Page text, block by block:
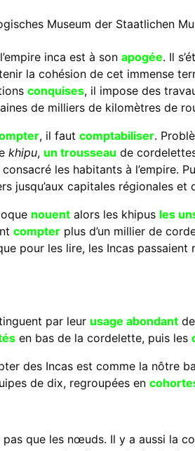
inca est à son apogée. Il
la cohésion de cet immense
conquises, il impose des
de milliers de kilomètres de
, il faut comptabiliser.
khipu, un trousseau de
les habitants à l’empire.
jusqu’aux capitales régionales et
nouent alors les khipus les
compter plus d’un millier de
pour les lire, les Incas
par leur usage abondant
en bas de la cordelette, puis les
des Incas est comme la nôtre
de dix, regroupées en
pas que les nœuds. Il y a aussi la